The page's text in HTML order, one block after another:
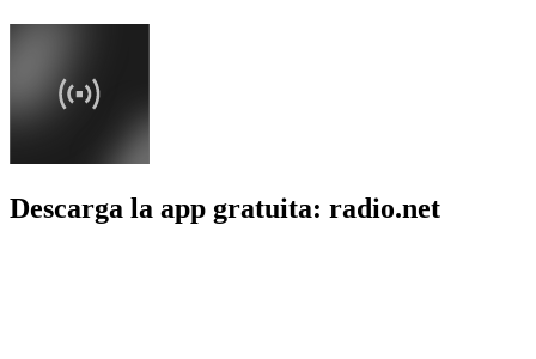
Descarga la app gratuita: radio.net